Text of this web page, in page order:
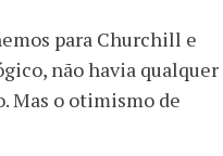
para Churchill e
não havia qualquer
Mas o otimismo de